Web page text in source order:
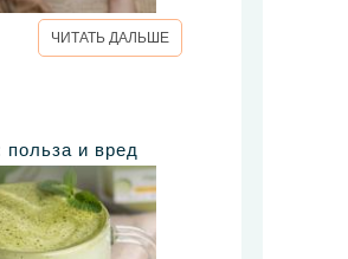
ЧИТАТЬ ДАЛЬШЕ
польза и вред